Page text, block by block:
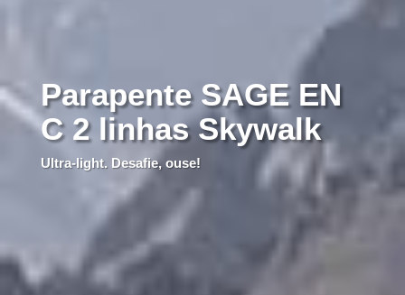
Parapente SAGE EN
C 2 linhas Skywalk
Ultra-light. Desafie, ouse!